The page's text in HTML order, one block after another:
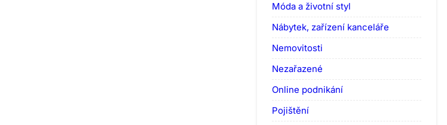
Móda a životní styl
Nábytek, zařízení kanceláře
Nemovitosti
Nezařazené
Online podnikání
Pojištění